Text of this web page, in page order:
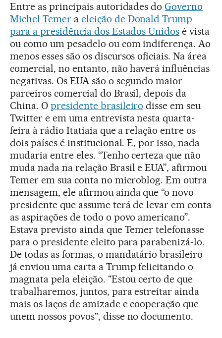
Entre as principais autoridades doGoverno
Michel Temera eleição de Donald Trump
para a presidência dos Estados Unidos é vista
ou como um pesadelo ou com indiferença. Ao
menos esses são os discursos oficiais. Na área
comercial, no entanto, não haverá influências
negativas. Os EUA são o segundo maior
parceiros comercial do Brasil, depois da
China. O presidente brasileiro disse em seu
Twitter e em uma entrevista nesta quarta-
feira à rádio Itatiaia que a relação entre os
dois países é institucional. E, por isso, nada
mudaria entre eles. “Tenho certeza que não
muda nada na relação Brasil e EUA”, afirmou
Temer em sua conta no microblog. Em outra
mensagem, ele afirmou ainda que “o novo
presidente que assume terá de levar em conta
as aspirações de todo o povo americano”.
Estava previsto ainda que Temer telefonasse
para o presidente eleito para parabenizá-lo.
De todas as formas, o mandatário brasileiro
já enviou uma carta a Trump felicitando o
magnata pela eleição. "Estou certo de que
trabalharemos, juntos, para estreitar ainda
mais os laços de amizade e cooperação que
unem nossos povos", disse no documento.